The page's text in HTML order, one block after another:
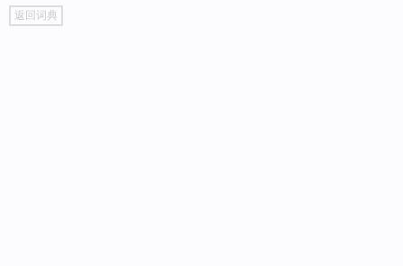
go
top
返回词典